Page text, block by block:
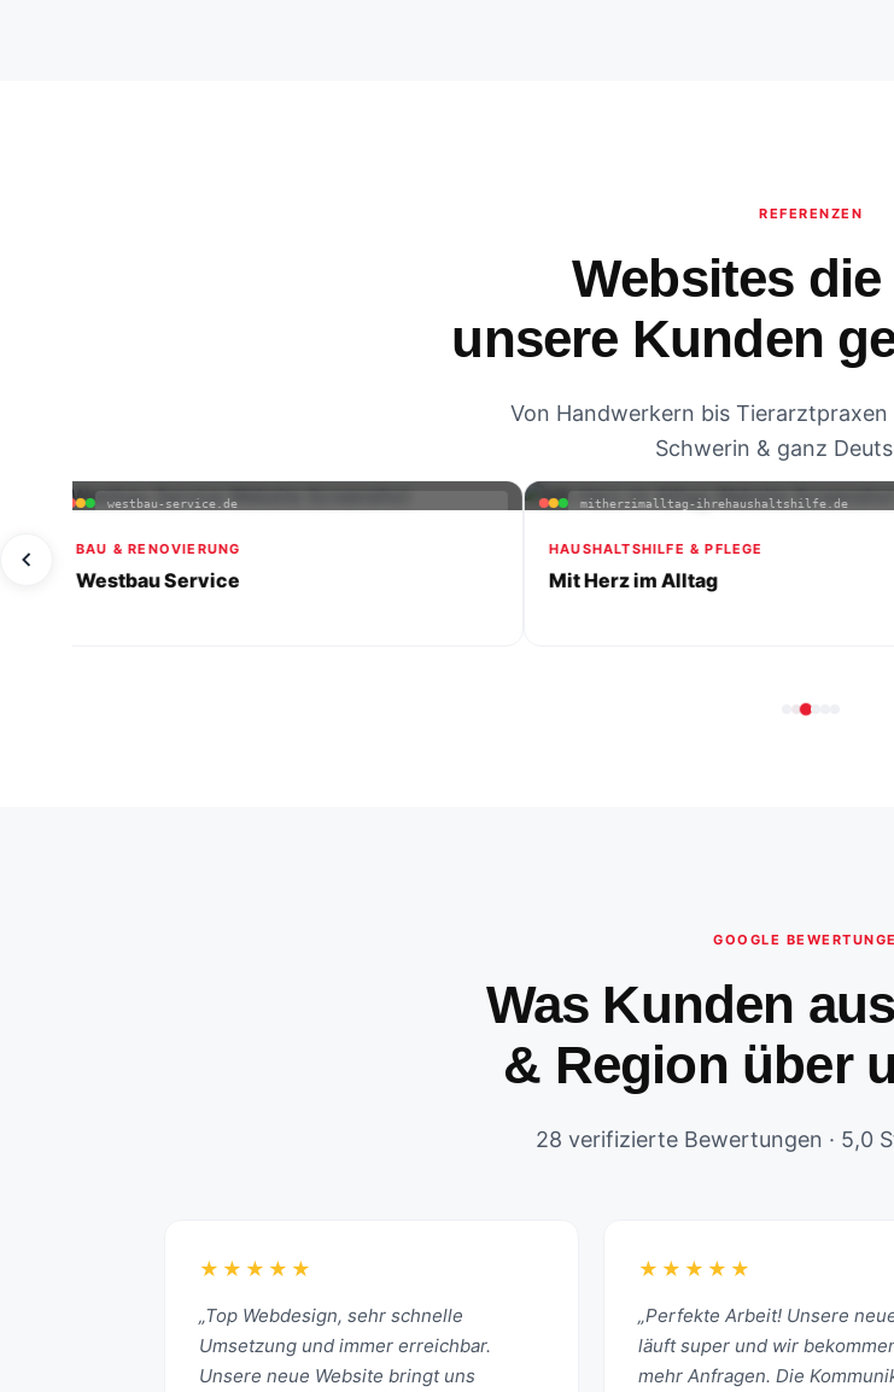
REFERENZEN
Websites
unsere Kunden
Von Handwerkern bis
Schwerin & ganz
westbau-service.de
BAU & RENOVIERUNG
Westbau Service
mitherzimalltag-ihrehaushaltshilfe.de
HAUSHALTSHILFE & PFLEGE
Mit Herz im Alltag
GOOGLE
Was Kunden
& Region über
28 verifizierte Bewertungen · 5,0
★★★★★
„Top Webdesign, sehr schnelle
Umsetzung und immer erreichbar.
Unsere neue Website bringt uns
★★★★★
„Perfekte Arbeit! Unsere
läuft super und wir
mehr Anfragen. Die